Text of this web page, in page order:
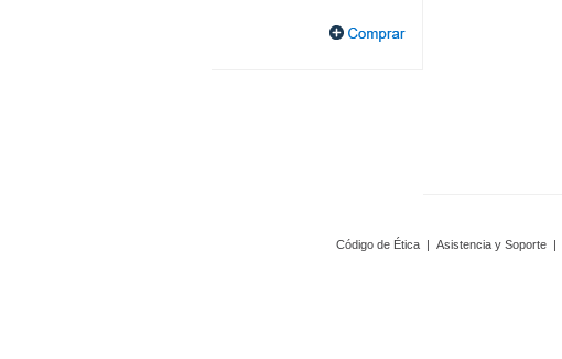
Código de Ética | Asistencia y Soporte |